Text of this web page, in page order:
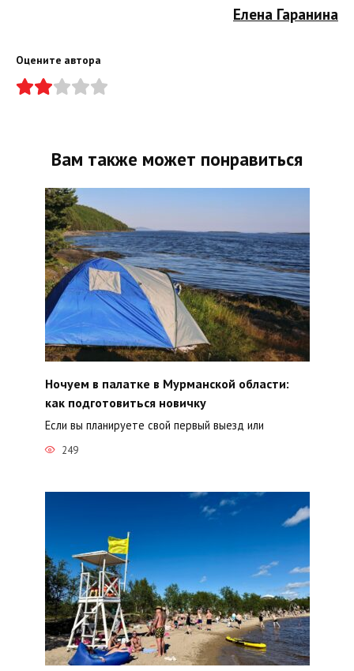
Елена Гаранина
Оцените автора
Вам также может понравиться
Ночуем в палатке в Мурманской области:
как подготовиться новичку
Если вы планируете свой первый выезд или
249